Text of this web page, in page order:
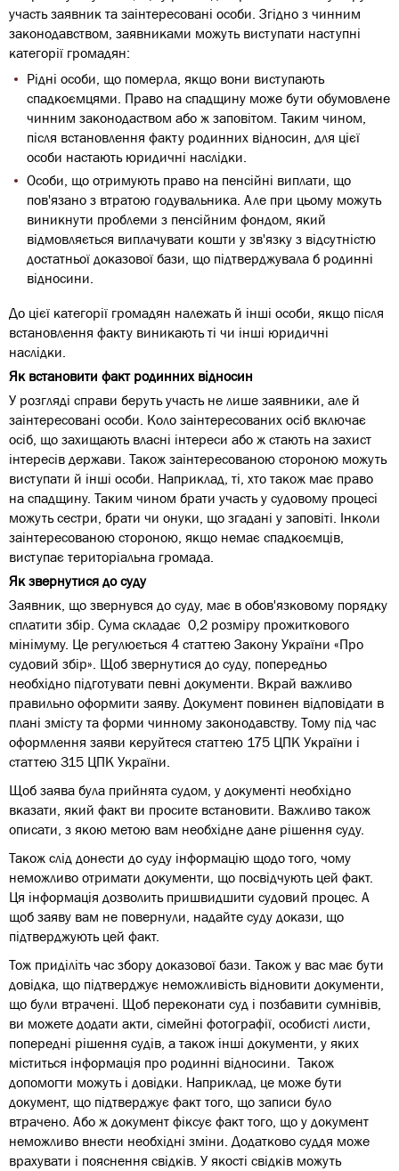
участь заявник та заінтересовані особи. Згідно з чинним
законодавством, заявниками можуть виступати наступні
категорії громадян:
Рідні особи, що померла, якщо вони виступають
спадкоємцями. Право на спадщину може бути обумовлене
чинним законодаством або ж заповітом. Таким чином,
після встановлення факту родинних відносин, для цієї
особи настають юридичні наслідки.
Особи, що отримують право на пенсійні виплати, що
пов'язано з втратою годувальника. Але при цьому можуть
виникнути проблеми з пенсійним фондом, який
відмовляється виплачувати кошти у зв'язку з відсутністю
достатньої доказової бази, що підтверджувала б родинні
відносини.
До цієї категорії громадян належать й інші особи, якщо після
встановлення факту виникають ті чи інші юридичні
наслідки.
Як встановити факт родинних відносин
У розгляді справи беруть участь не лише заявники, але й
заінтересовані особи. Коло заінтересованих осіб включає
осіб, що захищають власні інтереси або ж стають на захист
інтересів держави. Також заінтересованою стороною можуть
виступати й інші особи. Наприклад, ті, хто також має право
на спадщину. Таким чином брати участь у судовому процесі
можуть сестри, брати чи онуки, що згадані у заповіті. Інколи
заінтересованою стороною, якщо немає спадкоємців,
виступає територіальна громада.
Як звернутися до суду
Заявник, що звернувся до суду, має в обов'язковому порядку
сплатити збір. Сума складає 0,2 розміру прожиткового
мінімуму. Це регулюється 4 статтею Закону України «Про
судовий збір». Щоб звернутися до суду, попередньо
необхідно підготувати певні документи. Вкрай важливо
правильно оформити заяву. Документ повинен відповідати в
плані змісту та форми чинному законодавству. Тому під час
оформлення заяви керуйтеся статтею 175 ЦПК України і
статтею 315 ЦПК України.
Щоб заява була прийнята судом, у документі необхідно
вказати, який факт ви просите встановити. Важливо також
описати, з якою метою вам необхідне дане рішення суду.
Також слід донести до суду інформацію щодо того, чому
неможливо отримати документи, що посвідчують цей факт.
Ця інформація дозволить пришвидшити судовий процес. А
щоб заяву вам не повернули, надайте суду докази, що
підтверджують цей факт.
Тож приділіть час збору доказової бази. Також у вас має бути
довідка, що підтверджує неможливість відновити документи,
що були втрачені. Щоб переконати суд і позбавити сумнівів,
ви можете додати акти, сімейні фотографії, особисті листи,
попередні рішення судів, а також інші документи, у яких
міститься інформація про родинні відносини. Також
допомогти можуть і довідки. Наприклад, це може бути
документ, що підтверджує факт того, що записи було
втрачено. Або ж документ фіксує факт того, що у документ
неможливо внести необхідні зміни. Додатково суддя може
врахувати і пояснення свідків. У якості свідків можуть